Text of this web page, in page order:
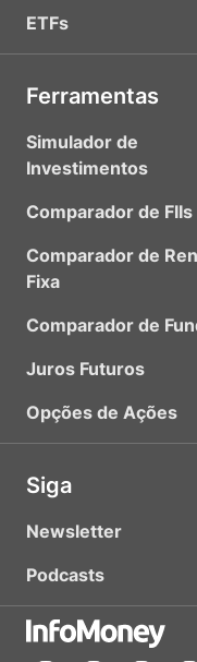
ETFs
Ferramentas
Simulador de
Investimentos
Comparador de FIIs
Comparador de
Fixa
Comparador de
Juros Futuros
Opções de Ações
Siga
Newsletter
Podcasts